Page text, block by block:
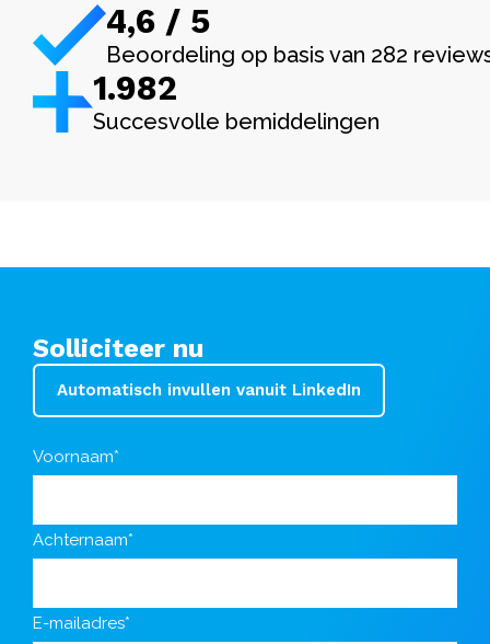
4,6 / 5
Beoordeling op basis van 282
1.982
Succesvolle bemiddelingen
Solliciteer nu
Automatisch invullen vanuit LinkedIn
Voornaam*
Achternaam*
E-mailadres*